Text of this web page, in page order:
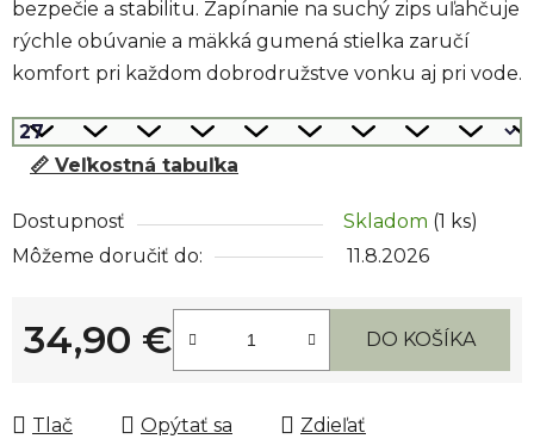
bezpečie a stabilitu. Zapínanie na suchý zips uľahčuje
rýchle obúvanie a mäkká gumená stielka zaručí
komfort pri každom dobrodružstve vonku aj pri vode.
📏 Veľkostná tabuľka
Dostupnosť Skladom (1 ks)
Môžeme doručiť do:
11.8.2026
34,90 €
Jednotková cena:
DO KOŠÍKA
Tlač Opýtať sa Zdieľať